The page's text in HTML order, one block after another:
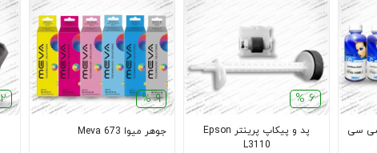
سابلیمیشن 100سی سی
6 %
پد و پیکاپ پرینتر Epson
L3110
9 %
جوهر میوا Meva 673
2 %